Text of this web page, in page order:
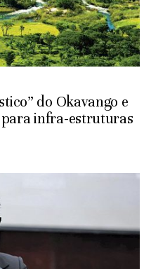
do Okavango e
para infra-estruturas